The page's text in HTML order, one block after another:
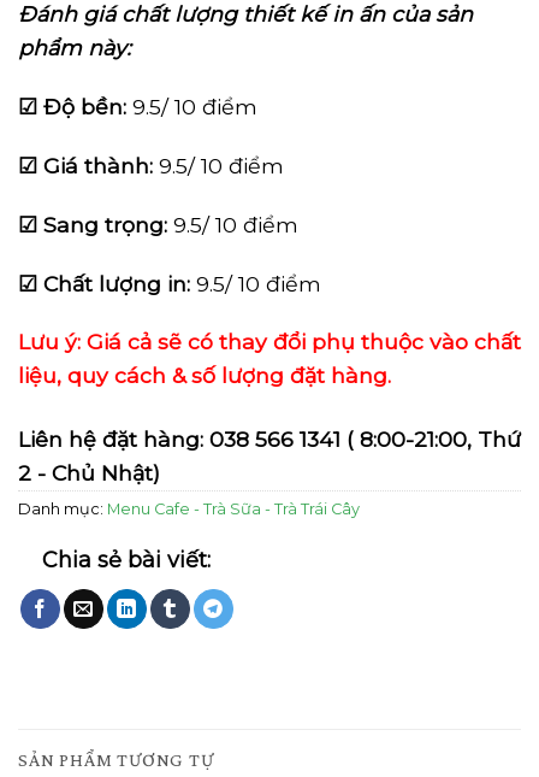
Đánh giá chất lượng thiết kế in ấn của sản
phẩm này:
☑ Độ bền: 9.5/ 10 điểm
☑ Giá thành: 9.5/ 10 điểm
☑ Sang trọng: 9.5/ 10 điểm
☑ Chất lượng in: 9.5/ 10 điểm
Lưu ý: Giá cả sẽ có thay đổi phụ thuộc vào chất
liệu, quy cách & số lượng đặt hàng.
Liên hệ đặt hàng: 038 566 1341 ( 8:00-21:00, Thứ
2 - Chủ Nhật)
Danh mục: Menu Cafe - Trà Sữa - Trà Trái Cây
SẢN PHẨM TƯƠNG TỰ